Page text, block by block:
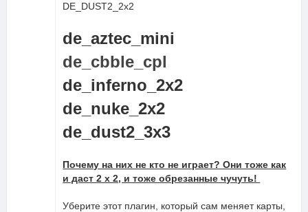
DE_DUST2_2x2
de_aztec_mini
de_cbble_cpl
de_inferno_2x2
de_nuke_2x2
de_dust2_3x3
Почему на них не кто не играет? Они тоже как
и даст 2 х 2, и тоже обрезанные чучуть!
Уберите этот плагин, который сам меняет карты,